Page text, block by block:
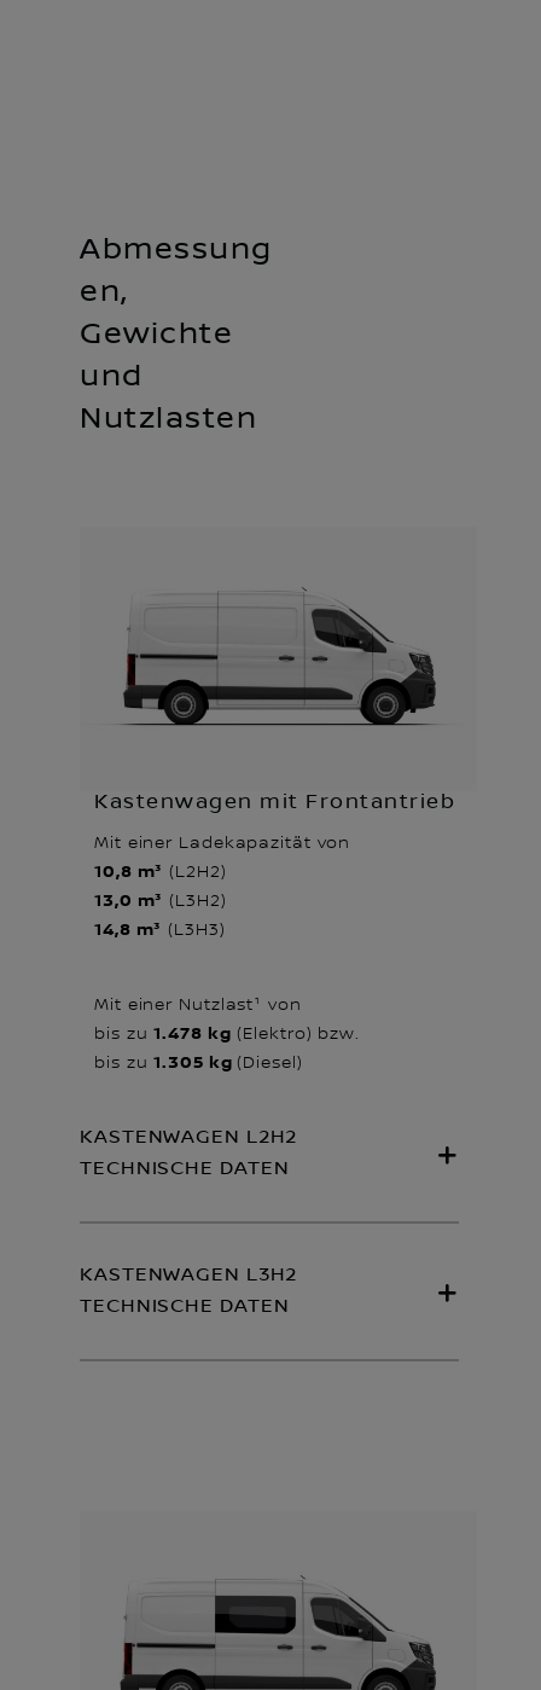
Abmessung
en,
Gewichte
und
Nutzlasten
Kastenwagen mit Frontantrieb
Mit einer Ladekapazität von
10,8 m³ (L2H2)
13,0 m³ (L3H2)
14,8 m³ (L3H3)
Mit einer Nutzlast¹ von
bis zu1.478 kg (Elektro) bzw.
bis zu1.305 kg (Diesel)
KASTENWAGEN L2H2
TECHNISCHE DATEN
KASTENWAGEN L3H2
TECHNISCHE DATEN